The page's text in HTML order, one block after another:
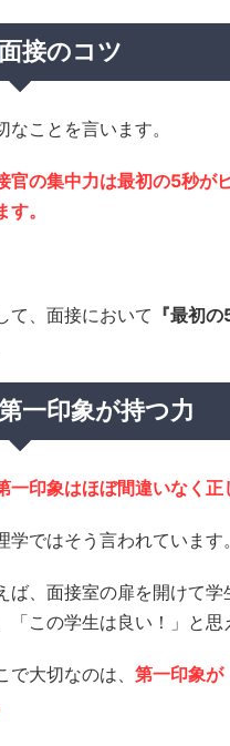
面接のコツ
なことを言います。
官の集中力は最初の5秒が
す。
て、面接において 『最初の
一印象が持つ力
一印象はほぼ間違いなく正
学ではそう言われています。
ば、面接室の扉を開けて
「この学生は良い！」と思
で大切なのは、 第一印象が